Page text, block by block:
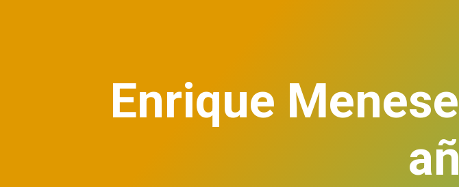
Enrique